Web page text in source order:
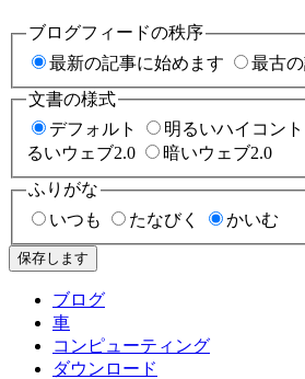
ブログフィードの秩序
最新の記事に始めます
最古
文書の様式
デフォルト
明るいハイコント
るいウェブ2.0
暗いウェブ2.0
ふりがな
いつも
たなびく かいむ
保存します
ブログ
車
コンピューティング
ダウンロード